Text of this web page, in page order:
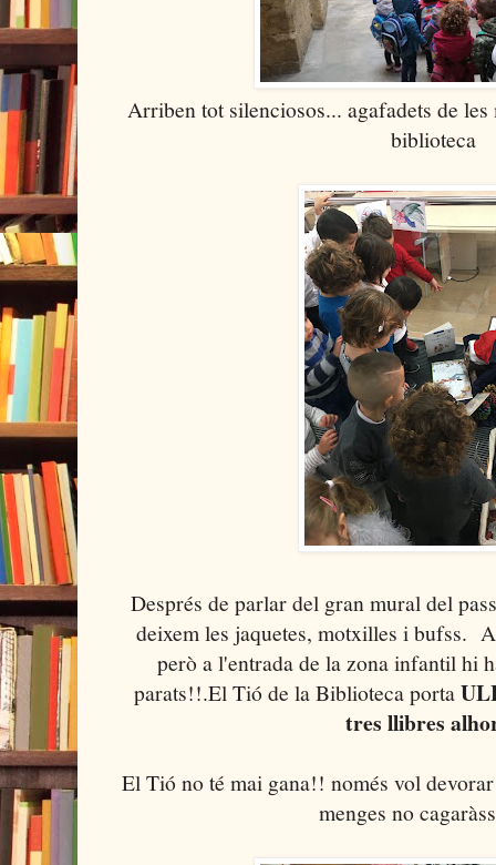
Arriben tot silenciosos... agafadets de
biblioteca
Després de parlar del gran mural del
deixem les jaquetes, motxilles i bufss.
però a l'entrada de la zona infantil hi
parats!!.El Tió de la Biblioteca porta
tres llibres
El Tió no té mai gana!! només vol
menges no